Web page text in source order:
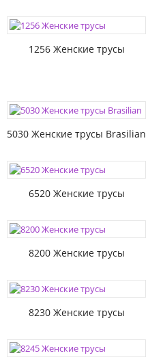
1256 Женские трусы
5030 Женские трусы Brasilian
6520 Женские трусы
8200 Женские трусы
8230 Женские трусы